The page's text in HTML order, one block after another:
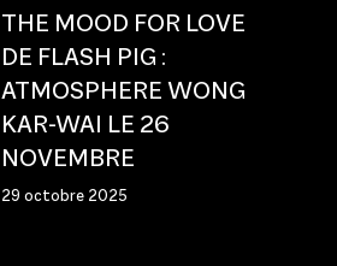
THE MOOD FOR LOVE
DE FLASH PIG :
ATMOSPHERE WONG
KAR-WAI LE 26
NOVEMBRE
29 octobre 2025